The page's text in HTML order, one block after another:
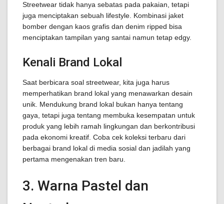
Streetwear tidak hanya sebatas pada pakaian, tetapi
juga menciptakan sebuah lifestyle. Kombinasi jaket
bomber dengan kaos grafis dan denim ripped bisa
menciptakan tampilan yang santai namun tetap edgy.
Kenali Brand Lokal
Saat berbicara soal streetwear, kita juga harus
memperhatikan brand lokal yang menawarkan desain
unik. Mendukung brand lokal bukan hanya tentang
gaya, tetapi juga tentang membuka kesempatan untuk
produk yang lebih ramah lingkungan dan berkontribusi
pada ekonomi kreatif. Coba cek koleksi terbaru dari
berbagai brand lokal di media sosial dan jadilah yang
pertama mengenakan tren baru.
3. Warna Pastel dan